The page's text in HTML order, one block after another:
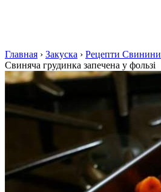
Главная › Закуска › Рецепти Свинини
Свиняча грудинка запечена у фользі